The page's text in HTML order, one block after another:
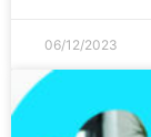
06/12/2023